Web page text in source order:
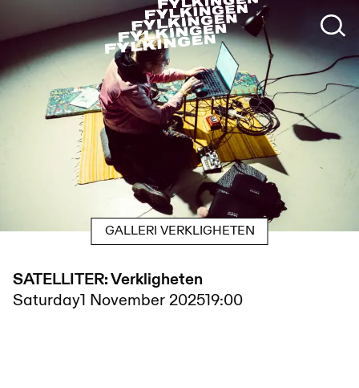
GALLERI VERKLIGHETEN
SATELLITER: Verkligheten
Saturday1 November 202519:00